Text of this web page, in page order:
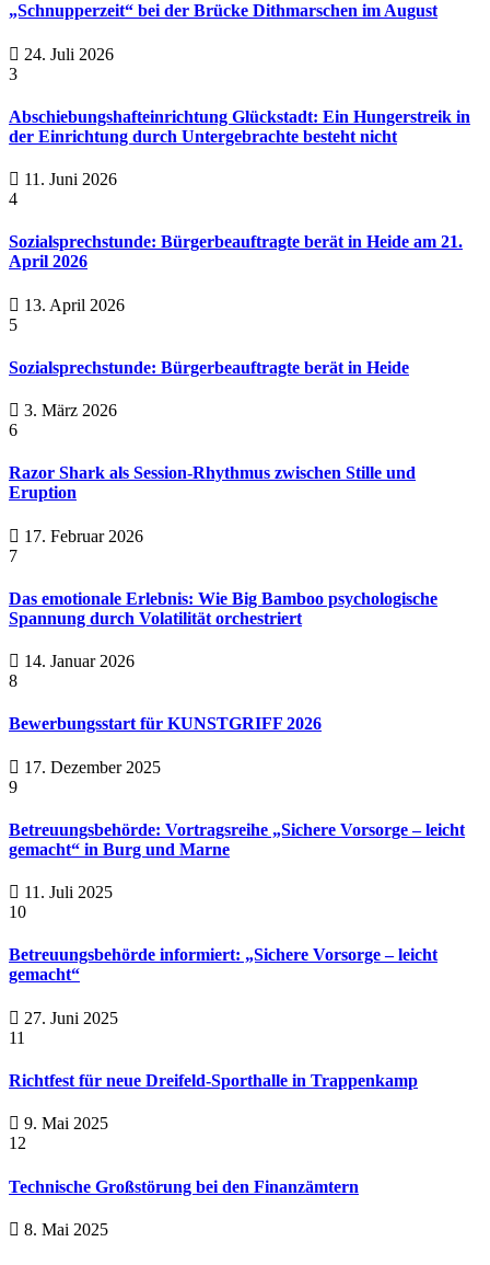
„Schnupperzeit“ bei der Brücke Dithmarschen im August
24. Juli 2026
3
Abschiebungshafteinrichtung Glückstadt: Ein Hungerstreik in
der Einrichtung durch Untergebrachte besteht nicht
11. Juni 2026
4
Sozialsprechstunde: Bürgerbeauftragte berät in Heide am 21.
April 2026
13. April 2026
5
Sozialsprechstunde: Bürgerbeauftragte berät in Heide
3. März 2026
6
Razor Shark als Session-Rhythmus zwischen Stille und
Eruption
17. Februar 2026
7
Das emotionale Erlebnis: Wie Big Bamboo psychologische
Spannung durch Volatilität orchestriert
14. Januar 2026
8
Bewerbungsstart für KUNSTGRIFF 2026
17. Dezember 2025
9
Betreuungsbehörde: Vortragsreihe „Sichere Vorsorge – leicht
gemacht“ in Burg und Marne
11. Juli 2025
10
Betreuungsbehörde informiert: „Sichere Vorsorge – leicht
gemacht“
27. Juni 2025
11
Richtfest für neue Dreifeld-Sporthalle in Trappenkamp
9. Mai 2025
12
Technische Großstörung bei den Finanzämtern
8. Mai 2025